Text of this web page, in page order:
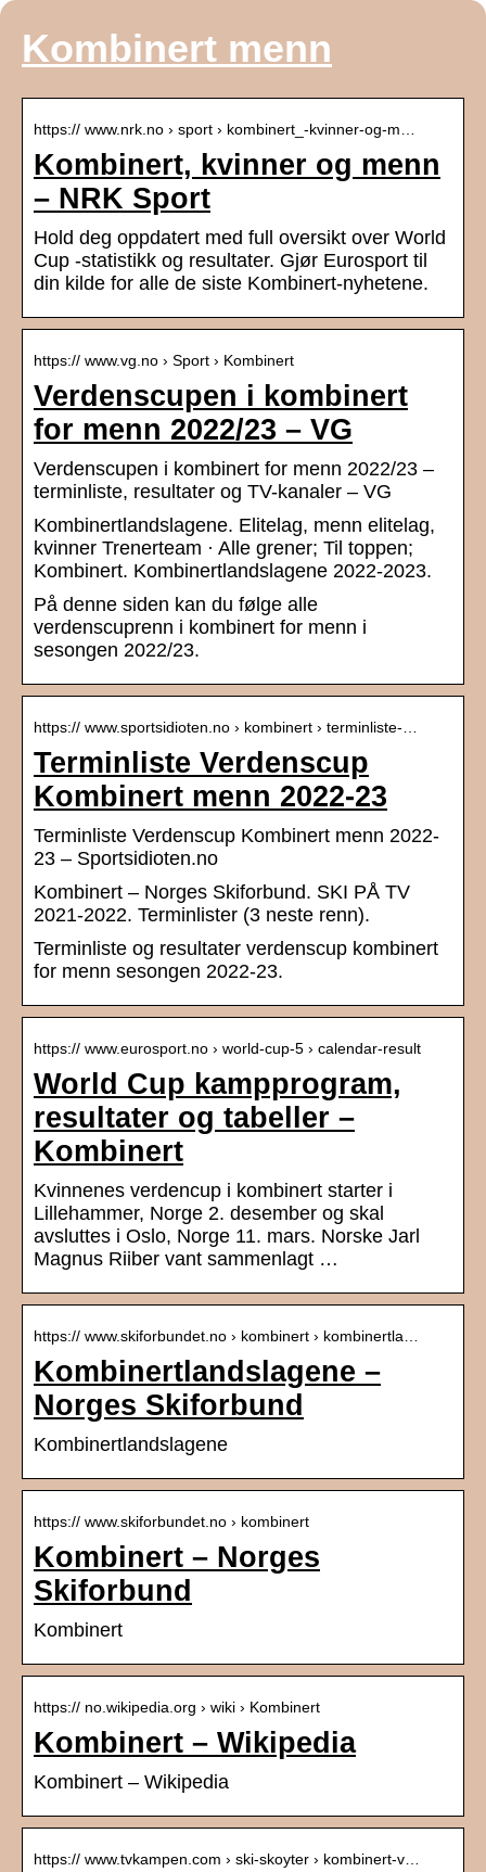
Kombinert menn
https:// www.nrk.no › sport › kombinert_-kvinner-og-m…
Kombinert, kvinner og menn
– NRK Sport
Hold deg oppdatert med full oversikt over World
Cup -statistikk og resultater. Gjør Eurosport til
din kilde for alle de siste Kombinert-nyhetene.
https:// www.vg.no › Sport › Kombinert
Verdenscupen i kombinert
for menn 2022/23 – VG
Verdenscupen i kombinert for menn 2022/23 –
terminliste, resultater og TV-kanaler – VG
Kombinertlandslagene. Elitelag, menn elitelag,
kvinner Trenerteam · Alle grener; Til toppen;
Kombinert. Kombinertlandslagene 2022-2023.
På denne siden kan du følge alle
verdenscuprenn i kombinert for menn i
sesongen 2022/23.
https:// www.sportsidioten.no › kombinert › terminliste-…
Terminliste Verdenscup
Kombinert menn 2022-23
Terminliste Verdenscup Kombinert menn 2022-
23 – Sportsidioten.no
Kombinert – Norges Skiforbund. SKI PÅ TV
2021-2022. Terminlister (3 neste renn).
Terminliste og resultater verdenscup kombinert
for menn sesongen 2022-23.
https:// www.eurosport.no › world-cup-5 › calendar-result
World Cup kampprogram,
resultater og tabeller –
Kombinert
Kvinnenes verdencup i kombinert starter i
Lillehammer, Norge 2. desember og skal
avsluttes i Oslo, Norge 11. mars. Norske Jarl
Magnus Riiber vant sammenlagt …
https:// www.skiforbundet.no › kombinert › kombinertla…
Kombinertlandslagene –
Norges Skiforbund
Kombinertlandslagene
https:// www.skiforbundet.no › kombinert
Kombinert – Norges
Skiforbund
Kombinert
https:// no.wikipedia.org › wiki › Kombinert
Kombinert – Wikipedia
Kombinert – Wikipedia
https:// www.tvkampen.com › ski-skoyter › kombinert-v…